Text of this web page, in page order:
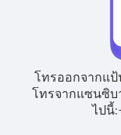
โทรออกจากแป้
โทรจากแซนซิบ
ไปนี้: